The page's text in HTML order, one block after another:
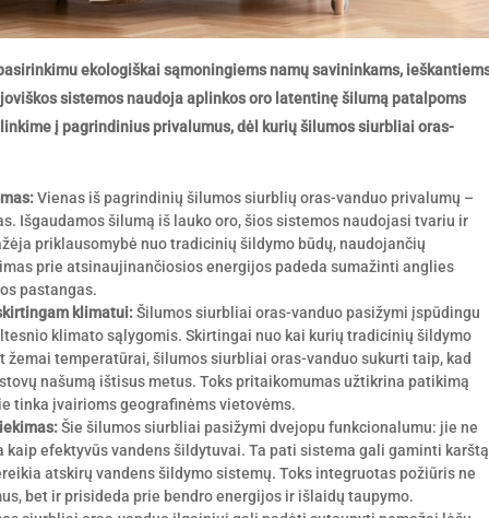
ekologiškai sąmoningiems namų savininkams,
sistemos naudoja aplinkos oro latentinę šilumą patalpoms
į pagrindinius privalumus, dėl kurių šilumos siurbliai oras-
Vienas iš pagrindinių šilumos siurblių oras-vanduo privalumų –
Išgaudamos šilumą iš lauko oro, šios sistemos naudojasi tvariu ir
priklausomybė nuo tradicinių šildymo būdų, naudojančių
prie atsinaujinančiosios energijos padeda sumažinti anglies
pastangas.
klimatui:Šilumos siurbliai oras-vanduo pasižymi įspūdingu
klimato sąlygomis. Skirtingai nuo kai kurių tradicinių šildymo
temperatūrai, šilumos siurbliai oras-vanduo sukurti taip, kad
našumą ištisus metus. Toks pritaikomumas užtikrina patikimą
tinka įvairioms geografinėms vietovėms.
Šie šilumos siurbliai pasižymi dvejopu funkcionalumu: jie ne
efektyvūs vandens šildytuvai. Ta pati sistema gali gaminti karštą
atskirų vandens šildymo sistemų. Toks integruotas požiūris ne
bet ir prisideda prie bendro energijos ir išlaidų taupymo.